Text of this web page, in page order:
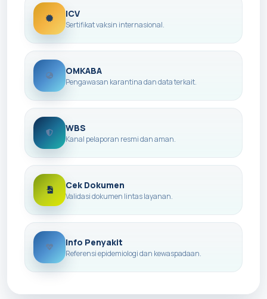
ICV
Sertifikat vaksin internasional.
OMKABA
Pengawasan karantina dan data terkait.
WBS
Kanal pelaporan resmi dan aman.
Cek Dokumen
Validasi dokumen lintas layanan.
Info Penyakit
Referensi epidemiologi dan kewaspadaan.